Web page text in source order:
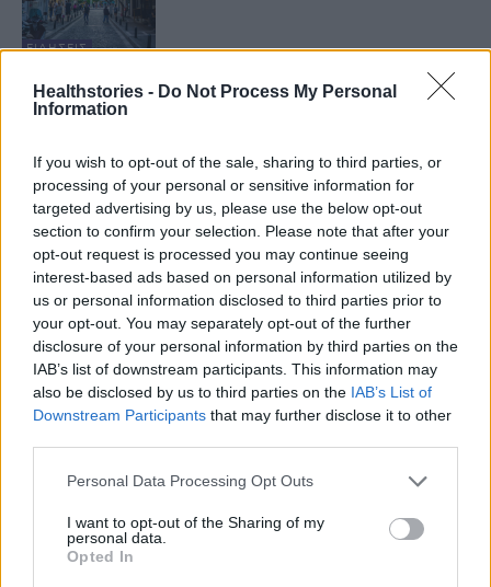
Healthstories - Do Not Process My Personal
Information
If you wish to opt-out of the sale, sharing to third parties, or
processing of your personal or sensitive information for
targeted advertising by us, please use the below opt-out
section to confirm your selection. Please note that after your
opt-out request is processed you may continue seeing
interest-based ads based on personal information utilized by
us or personal information disclosed to third parties prior to
your opt-out. You may separately opt-out of the further
disclosure of your personal information by third parties on the
IAB’s list of downstream participants. This information may
also be disclosed by us to third parties on the IAB’s List of
Downstream Participants that may further disclose it to other
Personal Data Processing Opt Outs
I want to opt-out of the Sharing of my
personal data.
Opted In
ΕΙΔΉΣΕΙΣ
ΚΟΡΟΝΟΙΌΣ
Κορονοϊός: 6.682 νέα κρούσματα,
87 θάνατοι, 561 διασωληνωμένοι
Τι φταίει και πεινάω συνέχεια- Οι
ειδικοί αποκαλύπτουν τους
λόγους
17 Νοεμβρίου 2021
ΕΥΕΞΊΑ
Τα 20+1 αντικείμενα που δεν
πρέπει να λείπουν ποτέ από το
αυτοκίνητό σας όλες τις εποχές
17 Νοεμβρίου 2021